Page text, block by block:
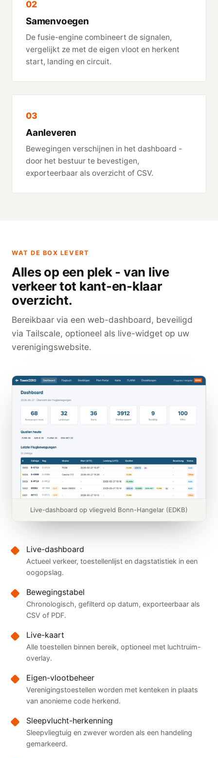
02
Samenvoegen
De fusie-engine combineert de signalen,
vergelijkt ze met de eigen vloot en herkent
start, landing en circuit.
03
Aanleveren
Bewegingen verschijnen in het dashboard -
door het bestuur te bevestigen,
exporteerbaar als overzicht of CSV.
WAT DE BOX LEVERT
Alles op een plek - van live
verkeer tot kant-en-klaar
overzicht.
Bereikbaar via een web-dashboard, beveiligd
via Tailscale, optioneel als live-widget op uw
verenigingswebsite.
Live-dashboard op vliegveld Bonn-Hangelar (EDKB)
Live-dashboard
Actueel verkeer, toestellenlijst en dagstatistiek in een
oogopslag.
Bewegingstabel
Chronologisch, gefilterd op datum, exporteerbaar als
CSV of PDF.
Live-kaart
Alle toestellen binnen bereik, optioneel met luchtruim-
overlay.
Eigen-vlootbeheer
Verenigingstoestellen worden met kenteken in plaats
van anonieme code herkend.
Sleepvlucht-herkenning
Sleepvliegtuig en zwever worden als een handeling
gemarkeerd.